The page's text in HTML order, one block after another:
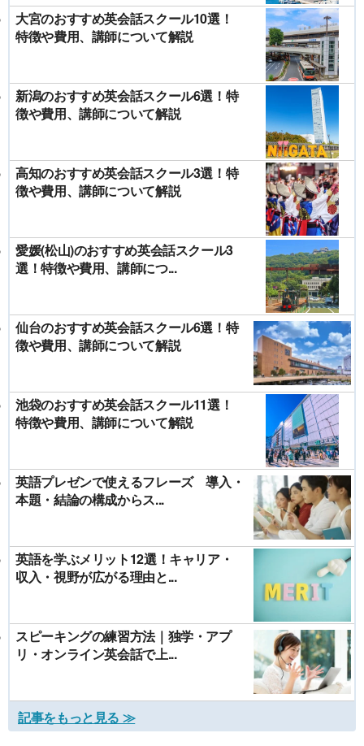
大宮のおすすめ英会話スクール10選！
特徴や費用、講師について解説
新潟のおすすめ英会話スクール6選！特
徴や費用、講師について解説
高知のおすすめ英会話スクール3選！特
徴や費用、講師について解説
愛媛(松山)のおすすめ英会話スクール3
選！特徴や費用、講師につ...
仙台のおすすめ英会話スクール6選！特
徴や費用、講師について解説
池袋のおすすめ英会話スクール11選！
特徴や費用、講師について解説
英語プレゼンで使えるフレーズ 導入・
本題・結論の構成からス...
英語を学ぶメリット12選！キャリア・
収入・視野が広がる理由と...
スピーキングの練習方法｜独学・アプ
リ・オンライン英会話で上...
記事をもっと見る ≫